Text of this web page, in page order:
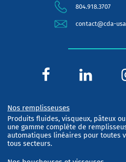
804.918.3707
contact@cda-
Nos remplisseuses
Produits fluides, visqueux, pâteux
une gamme complète de
automatiques linéaires pour toutes
tous secteurs.